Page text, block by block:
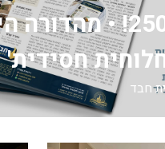
חוגגים 250! •
חסידית'
חבד